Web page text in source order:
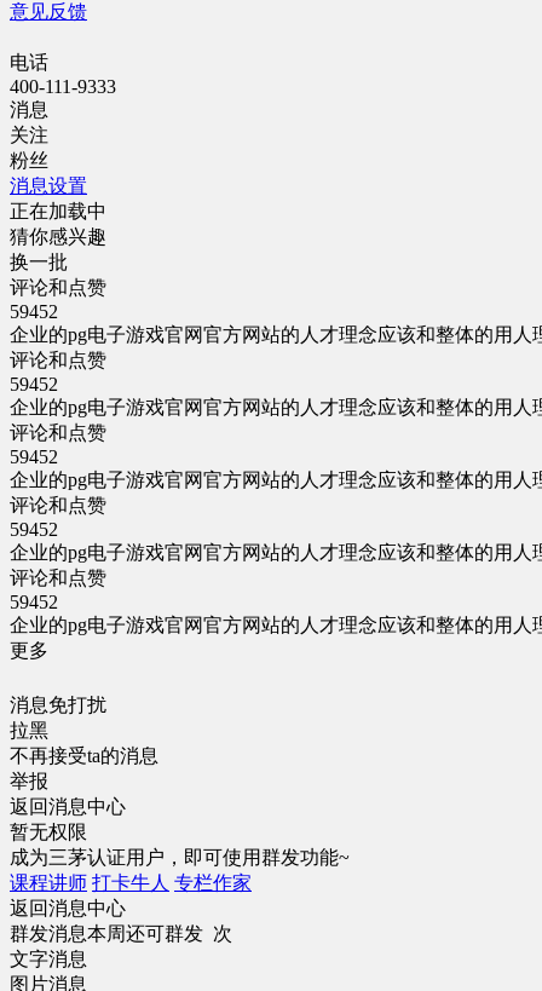
意见反馈
电话
400-111-9333
消息
关注
粉丝
消息设置
正在加载中
猜你感兴趣
换一批
评论和点赞
59452
企业的pg电子游戏官网官方网站的人才理念应该和整体的用
评论和点赞
59452
企业的pg电子游戏官网官方网站的人才理念应该和整体的用
评论和点赞
59452
企业的pg电子游戏官网官方网站的人才理念应该和整体的用
评论和点赞
59452
企业的pg电子游戏官网官方网站的人才理念应该和整体的用
评论和点赞
59452
企业的pg电子游戏官网官方网站的人才理念应该和整体的用
更多
消息免打扰
拉黑
不再接受ta的消息
举报
返回消息中心
暂无权限
成为三茅认证用户，即可使用群发功能~
课程讲师 打卡牛人 专栏作家
返回消息中心
群发消息本周还可群发 次
文字消息
图片消息